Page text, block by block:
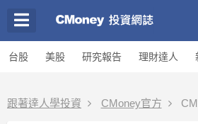
台股 美股 研究報告 理財達人
跟著達人學投資 CMoney官方